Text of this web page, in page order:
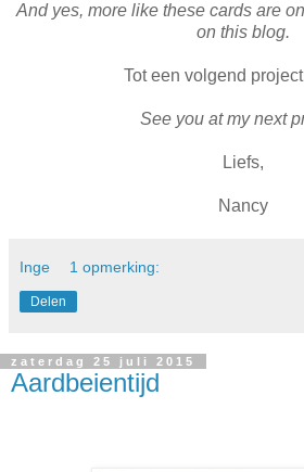
And yes, more like these cards are
on this blog.
Tot een volgend
See you at my next
Liefs,
Nancy
Inge 1 opmerking:
Delen
zaterdag 25 juli 2015
Aardbeientijd